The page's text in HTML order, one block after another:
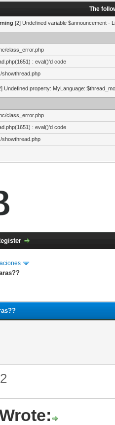
The
[2] Undefined variable $announcement -
class_error.php
: eval()'d code
/showthread.php
Undefined property:
class_error.php
: eval()'d code
/showthread.php